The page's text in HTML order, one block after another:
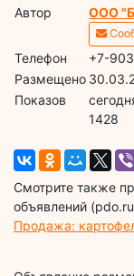
Автор
ООО
Телефон
+7-
Размещено
Показов
1428
Смотрите также
объявлений
Продажа: